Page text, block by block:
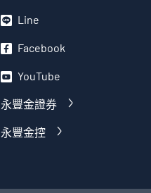
Line
Facebook
YouTube
永豐金證券
永豐金控